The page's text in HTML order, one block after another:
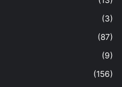
(3)
(87)
(9)
(156)